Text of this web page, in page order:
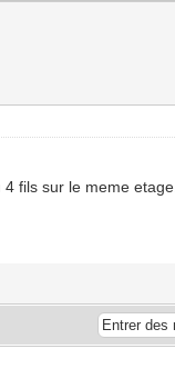
fils sur le meme etage.